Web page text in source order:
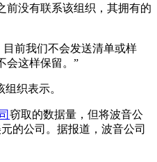
前没有联系该组织，其拥有的
前我们不会发送清单或样
会这样保留。”
织表示。
窃取的数据量，但将波音公
的公司。据报道，波音公司